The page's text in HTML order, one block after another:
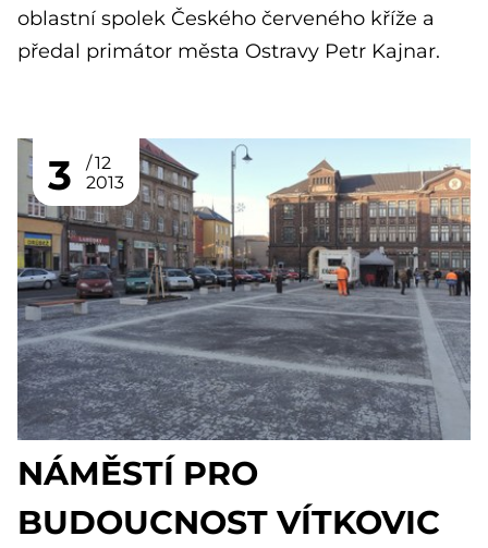
oblastní spolek Českého červeného kříže a
předal primátor města Ostravy Petr Kajnar.
3
12
2013
NÁMĚSTÍ PRO
BUDOUCNOST VÍTKOVIC